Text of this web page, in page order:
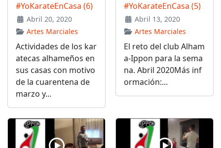
#YoKarateEnCasa (6)
Abril 20, 2020
Artes Marciales
Actividades de los kar
atecas alhameños en
sus casas con motivo
de la cuarentena de
marzo y...
#YoKarateEnCasa (5)
Abril 13, 2020
Artes Marciales
El reto del club Alham
a-Ippon para la sema
na. Abril 2020Más inf
ormación:...